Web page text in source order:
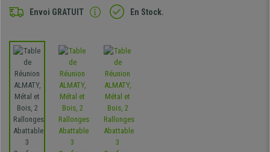
Envoi GRATUIT En Stock.